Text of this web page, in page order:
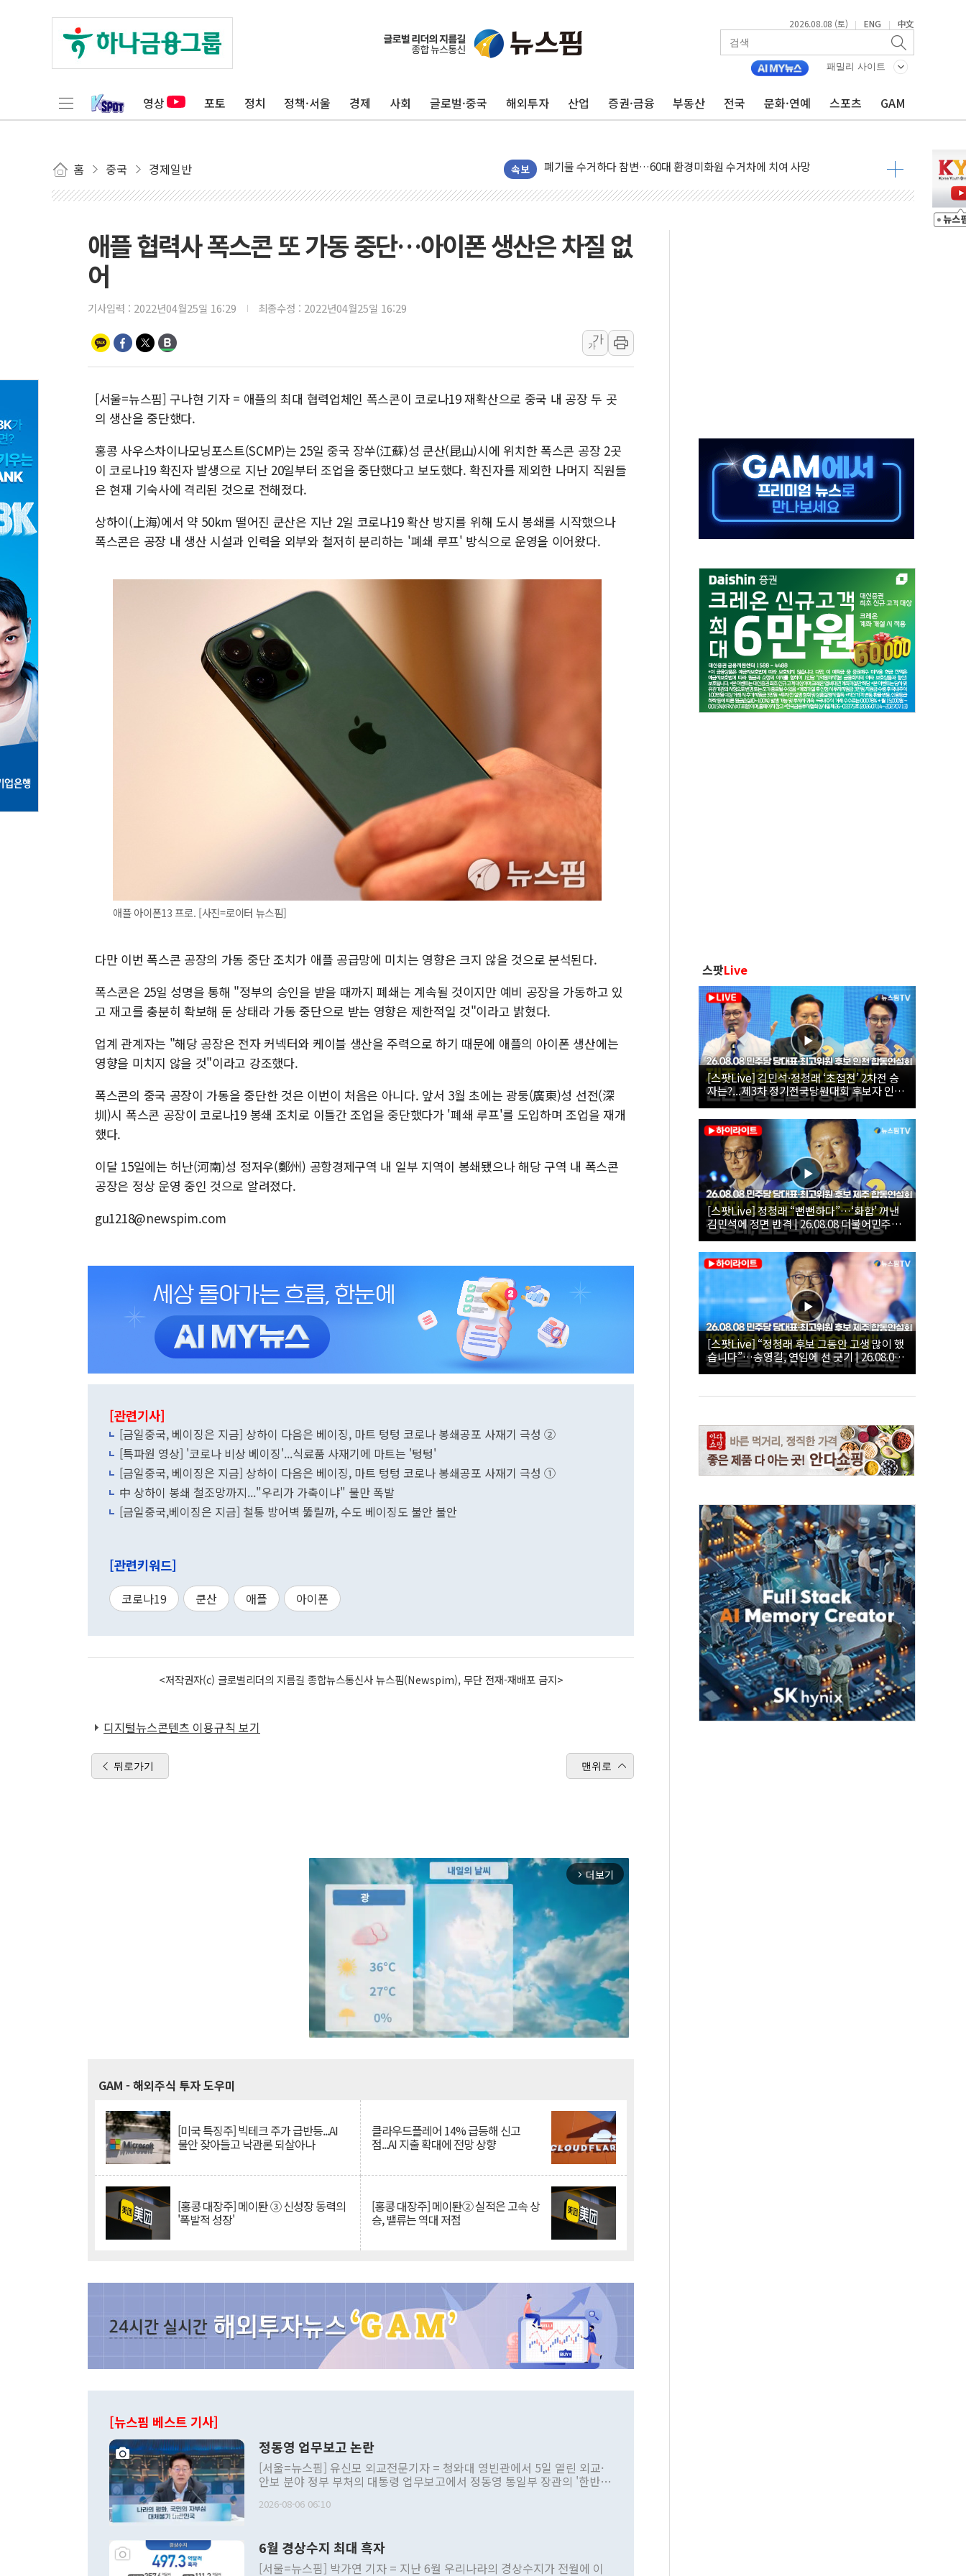
2026.08.08 (토) | ENG | 中文
패밀리 사이트
영상 포토 정치 정책·서울 경제 사회 글로벌·중국 해외투자 산업 증권·금융 부동산 전국 문화·연예 스포츠 GAM
홈 중국 경제일반 속보
美, 이란전 출구전략 만지작…공습 한계·탄약 부족 현실화
강릉·동해·삼척 시간당 최대 50㎜ 폭우…강원 동해안 강한 비 어어져
서울 중랑구 주택가서 흉기 난동…60대 남성 2명 숨져
李대통령 "결혼 때문에 손해 보는 일 없게"…'결혼 페널티' 22개 과제 손본다
추미애, '위안부' 피해자 기림의 날 참석..."국제적 시민 연대로 목소리 내야"
인천 선재도 갯벌서 해루질 중 실종 60대 나흘만에 숨진 채 발견
동해중부 전 해상 풍랑주의보…10일까지 최대 3.5m 높은 물결
연일 폭염에 온열질환 사망 23명…정부, 비상대응기구 가동
인제 용대리 계곡서 수위 상승으로 피서객 7명 고립…전원 구조
강원 중·남부 동해안 시간당 50mm 이상 폭우…호우경보 발효
청양 밭에서 일하던 90대 숨져…온열질환 여부 조사
폭염에 車 운전면허 기능시험 오전 집중 편성…체감온도 38도 넘으면 중단
李대통령, 'ISA·주가누르기 방지법' 전면 재검토 지시
애플 협력사 폭스콘 또 가동 중단…아이폰 생산은 차질 없
어
기사입력 : 2022년04월25일 16:29 최종수정 : 2022년04월25일 16:29
가
가
[서울=뉴스핌] 구나현 기자 = 애플의 최대 협력업체인 폭스콘이 코로나19 재확산으로 중국 내 공장 두 곳
의 생산을 중단했다.
홍콩 사우스차이나모닝포스트(SCMP)는 25일 중국 장쑤(江蘇)성 쿤산(昆山)시에 위치한 폭스콘 공장 2곳
이 코로나19 확진자 발생으로 지난 20일부터 조업을 중단했다고 보도했다. 확진자를 제외한 나머지 직원들
은 현재 기숙사에 격리된 것으로 전해졌다.
상하이(上海)에서 약 50km 떨어진 쿤산은 지난 2일 코로나19 확산 방지를 위해 도시 봉쇄를 시작했으나
폭스콘은 공장 내 생산 시설과 인력을 외부와 철저히 분리하는 '폐쇄 루프' 방식으로 운영을 이어왔다.
애플 아이폰13 프로. [사진=로이터 뉴스핌]
다만 이번 폭스콘 공장의 가동 중단 조치가 애플 공급망에 미치는 영향은 크지 않을 것으로 분석된다.
폭스콘은 25일 성명을 통해 "정부의 승인을 받을 때까지 폐쇄는 계속될 것이지만 예비 공장을 가동하고 있
고 재고를 충분히 확보해 둔 상태라 가동 중단으로 받는 영향은 제한적일 것"이라고 밝혔다.
업계 관계자는 "해당 공장은 전자 커넥터와 케이블 생산을 주력으로 하기 때문에 애플의 아이폰 생산에는
영향을 미치지 않을 것"이라고 강조했다.
폭스콘의 중국 공장이 가동을 중단한 것은 이번이 처음은 아니다. 앞서 3월 초에는 광둥(廣東)성 선전(深
圳)시 폭스콘 공장이 코로나19 봉쇄 조치로 이틀간 조업을 중단했다가 '폐쇄 루프'를 도입하며 조업을 재개
했다.
이달 15일에는 허난(河南)성 정저우(鄭州) 공항경제구역 내 일부 지역이 봉쇄됐으나 해당 구역 내 폭스콘
공장은 정상 운영 중인 것으로 알려졌다.
gu1218@newspim.com
[관련기사]
[금일중국, 베이징은 지금] 상하이 다음은 베이징, 마트 텅텅 코로나 봉쇄공포 사재기 극성 ②
[특파원 영상] '코로나 비상 베이징'...식료품 사재기에 마트는 '텅텅'
[금일중국, 베이징은 지금] 상하이 다음은 베이징, 마트 텅텅 코로나 봉쇄공포 사재기 극성 ①
中 상하이 봉쇄 철조망까지..."우리가 가축이냐" 불만 폭발
[금일중국,베이징은 지금] 철통 방어벽 뚫릴까, 수도 베이징도 불안 불안
[관련키워드]
코로나19 쿤산 애플 아이폰
<저작권자(c) 글로벌리더의 지름길 종합뉴스통신사 뉴스핌(Newspim), 무단 전재-재배포 금지>
디지털뉴스콘텐츠 이용규칙 보기
뒤로가기 맨위로
arrow_forward_ios 더보기
GAM - 해외주식 투자 도우미
[미국 특징주] 빅테크 주가 급반등...AI
불안 잦아들고 낙관론 되살아나
클라우드플레어 14% 급등해 신고
점...AI 지출 확대에 전망 상향
[홍콩 대장주] 메이퇀 ③ 신성장 동력의
'폭발적 성장'
[홍콩 대장주] 메이퇀② 실적은 고속 상
승, 밸류는 역대 저점
[뉴스핌 베스트 기사]
정동영 업무보고 논란
[서울=뉴스핌] 유신모 외교전문기자 = 청와대 영빈관에서 5일 열린 외교·
안보 분야 정부 부처의 대통령 업무보고에서 정동영 통일부 장관의 '한반도
발언 중에는 정부 내 조율을 거치지 않은 사안을 정책으로 추진하겠다고 공
주의적 희망에 근거한 비현실적 구상'이라는 비판을 내놨다. 그동안 정 장
관의 대북 정책 관련 발언이 물의를 빚은 적은 여러 번 있지만 대통령과 유
2026-08-06 06:10
6월 경상수지 최대 흑자
[서울=뉴스핌] 박가연 기자 = 지난 6월 우리나라의 경상수지가 전월에 이
스팟Live
[스팟Live] 김민석·정청래 ‘초접전’ 2차전 승
자는?...제3차 정기전국당원대회 후보자 인천
합동연설회 생중계 | 26.08.08
[스팟Live] 정청래 “뻔뻔하다”…‘화합’ 꺼낸
김민석에 정면 반격 | 26.08.08 더불어민주당
당대표·최고위원 후보 제주 합동연설회
[스팟Live] “정청래 후보 그동안 고생 많이 했
습니다”…송영길, 연임에 선 긋기 | 26.08.08
더불어민주당 당대표·최고위원 후보 제주 합